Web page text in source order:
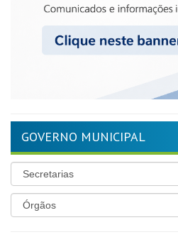
GOVERNO MUNICIPAL